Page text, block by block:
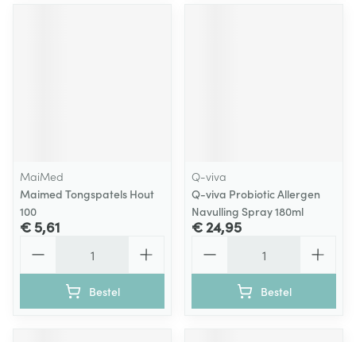
MaiMed
Maimed Tongspatels Hout
100
€ 5,61
Bestel
Q-viva
Q-viva Probiotic Allergen
Navulling Spray 180ml
€ 24,95
Bestel